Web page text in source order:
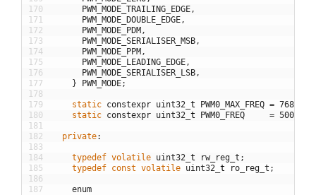
170
171
172
173
174
175
176
177
178
179
180
181
182
183
184
185
186
187
PWM_MODE_TRAILING_EDGE,
PWM_MODE_DOUBLE_EDGE,
PWM_MODE_PDM ,
PWM_MODE_SERIALISER_MSB,
PWM_MODE_PPM ,
PWM_MODE_LEADING_EDGE,
PWM_MODE_SERIALISER_LSB,
}
PWM_MODE;
static constexpr uint32 t PWM0_MAX_FREQ =
static constexpr uint32 t PWM0_FREQ =
private:
typedef volatile uint32 t rw_reg_t ;
typedef const volatile uint32 t ro_reg_t ;
enum